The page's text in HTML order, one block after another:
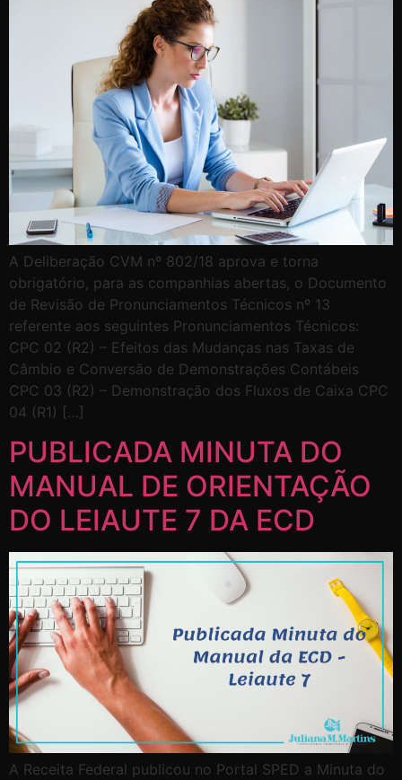
A Deliberação CVM nº 802/18 aprova e torna
obrigatório, para as companhias abertas, o Documento
de Revisão de Pronunciamentos Técnicos nº 13
referente aos seguintes Pronunciamentos Técnicos:
CPC 02 (R2) – Efeitos das Mudanças nas Taxas de
Câmbio e Conversão de Demonstrações Contábeis
CPC 03 (R2) – Demonstração dos Fluxos de Caixa CPC
04 (R1) […]
PUBLICADA MINUTA DO
MANUAL DE ORIENTAÇÃO
DO LEIAUTE 7 DA ECD
A Receita Federal publicou no Portal SPED a Minuta do